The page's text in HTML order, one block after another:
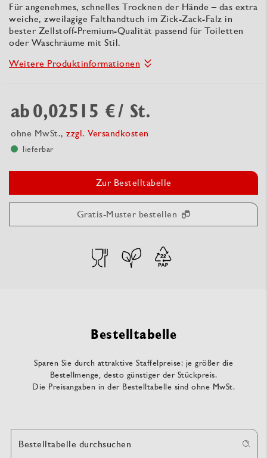
Für angenehmes, schnelles Trocknen der Hände – das extra
weiche, zweilagige Falthandtuch im Zick-Zack-Falz in
bester Zellstoff-Premium-Qualität passend für Toiletten
oder Waschräume mit Stil.
Weitere Produktinformationen
ab0,02515 €/ St.
ohne MwSt., zzgl. Versandkosten
lieferbar
Zur Bestelltabelle
Gratis-Muster bestellen
Bestelltabelle
Sparen Sie durch attraktive Staffelpreise: je größer die
Bestellmenge, desto günstiger der Stückpreis.
Die Preisangaben in der Bestelltabelle sind ohne MwSt.
Bestelltabelle durchsuchen